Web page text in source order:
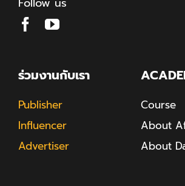
ร่วมงานกับเรา
Publisher
Influencer
Advertiser
Course
About
About